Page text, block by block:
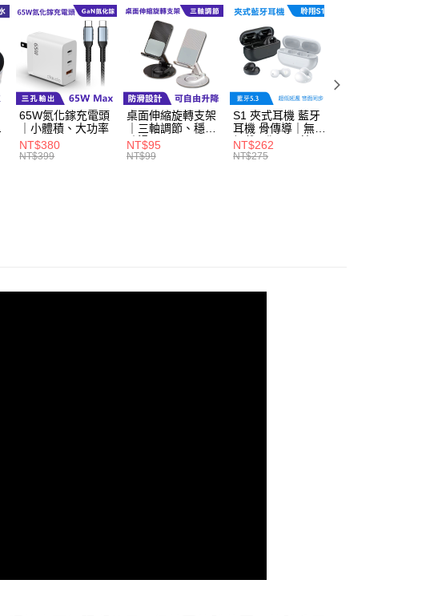
7-11取貨付款
每筆NT$60，滿NT$598(含以上)免運費
付款後7-11取貨
每筆NT$60，滿NT$598(含以上)免運費
宅配
每筆NT$60，滿NT$800(含以上)免運費
外島宅配
65W氮化鎵充電頭
｜小體積、大功率
NT$380
NT$399
桌面伸縮旋轉支架
｜三軸調節、穩固
防滑
NT$95
NT$99
S1 夾式耳機 藍牙
耳機 骨傳導｜無感
佩戴、狂甩不掉
NT$262
NT$275